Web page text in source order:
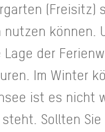
(Freisitz)
nutzen können.
Lage der
Im Winter
ist es nicht
steht. Sollten